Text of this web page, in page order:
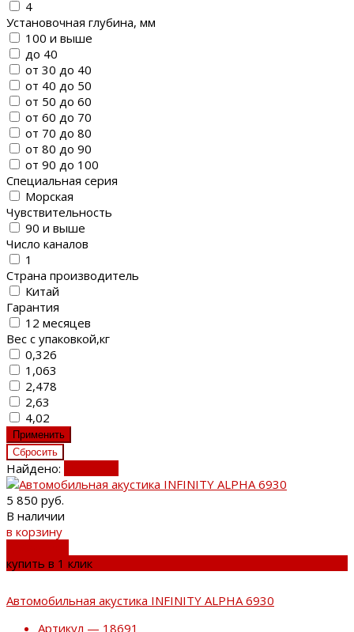
4
Установочная глубина, мм
100 и выше
до 40
от 30 до 40
от 40 до 50
от 50 до 60
от 60 до 70
от 70 до 80
от 80 до 90
от 90 до 100
Специальная серия
Морская
Чувствительность
90 и выше
Число каналов
1
Страна производитель
Китай
Гарантия
12 месяцев
Вес с упаковкой,кг
0,326
1,063
2,478
2,63
4,02
Найдено:
5 850 руб.
В наличии
в корзину
купить в 1 клик
Автомобильная акустика INFINITY ALPHA 6930
Артикул — 18691